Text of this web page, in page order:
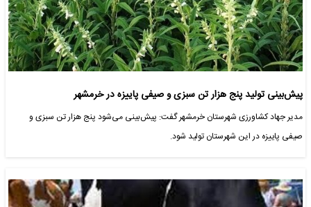
پیش‌بینی تولید پنج هزار تن سبزی و صیفی پاییزه در خرمشهر
مدیر جهاد کشاورزی شهرستان خرمشهر گفت: پیش‌بینی می‌شود پنج هزار تن سبزی و
صیفی پاییزه در این شهرستان تولید شود.